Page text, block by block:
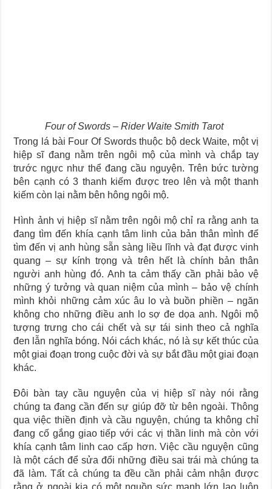
Four of Swords – Rider Waite Smith Tarot
Trong lá bài Four Of Swords thuộc bộ deck Waite, một vị
hiệp sĩ đang nằm trên ngôi mộ của mình và chắp tay
trước ngực như thể đang cầu nguyện. Trên bức tường
bên cạnh có 3 thanh kiếm được treo lên và một thanh
kiếm còn lại nằm bên hông ngôi mộ.
Hình ảnh vị hiệp sĩ nằm trên ngôi mộ chỉ ra rằng anh ta
đang tìm đến khía cạnh tâm linh của bản thân mình để
tìm đến vị anh hùng sẵn sàng liều lĩnh và đạt được vinh
quang – sự kính trọng và trên hết là chính bản thân
người anh hùng đó. Anh ta cảm thấy cần phải bảo vệ
những ý tưởng và quan niệm của mình – bảo vệ chính
mình khỏi những cảm xúc âu lo và buồn phiền – ngăn
không cho những điều anh lo sợ đe dọa anh. Ngôi mộ
tượng trưng cho cái chết và sự tái sinh theo cả nghĩa
đen lẫn nghĩa bóng. Nói cách khác, nó là sự kết thúc của
một giai đoạn trong cuộc đời và sự bắt đầu một giai đoạn
khác.
Đôi bàn tay cầu nguyện của vị hiệp sĩ này nói rằng
chúng ta đang cần đến sự giúp đỡ từ bên ngoài. Thông
qua việc thiền định và cầu nguyện, chúng ta không chỉ
đang cố gắng giao tiếp với các vị thần linh mà còn với
khía cạnh tâm linh cao cấp hơn. Việc cầu nguyện cũng
là một cách để sửa đổi những điều sai trái mà chúng ta
đã làm. Tất cả chúng ta đều cần phải cảm nhận được
rằng ở ngoài kia có một nguồn sức mạnh lớn lao luôn